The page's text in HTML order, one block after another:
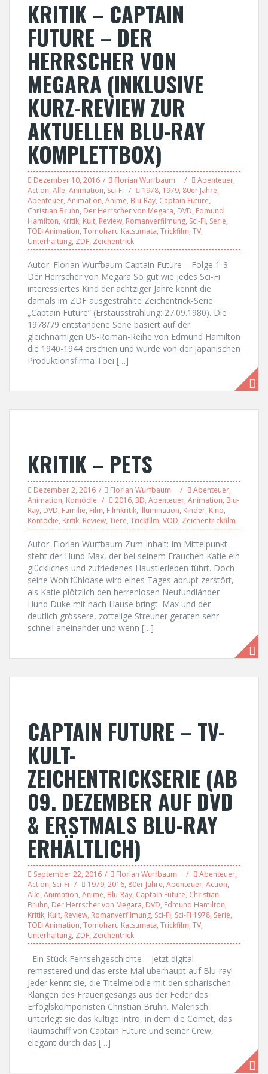
KRITIK – CAPTAIN
FUTURE – DER
HERRSCHER VON
MEGARA (INKLUSIVE
KURZ-REVIEW ZUR
AKTUELLEN BLU-RAY
KOMPLETTBOX)
Dezember 10, 2016 Florian Wurfbaum Abenteuer,
Action, Alle, Animation, Sci-Fi 1978, 1979, 80er Jahre,
Abenteuer, Animation, Anime, Blu-Ray, Captain Future,
Christian Bruhn, Der Herrscher von Megara, DVD, Edmund
Hamilton, Kritik, Kult, Review, Romanverfilmung, Sci-Fi, Serie,
TOEI Animation, Tomoharu Katsumata, Trickfilm, TV,
Unterhaltung, ZDF, Zeichentrick
Autor: Florian Wurfbaum Captain Future – Folge 1-3
Der Herrscher von Megara So gut wie jedes Sci-Fi
interessiertes Kind der achtziger Jahre kennt die
damals im ZDF ausgestrahlte Zeichentrick-Serie
„Captain Future“ (Erstausstrahlung: 27.09.1980). Die
1978/79 entstandene Serie basiert auf der
gleichnamigen US-Roman-Reihe von Edmund Hamilton
die 1940-1944 erschien und wurde von der japanischen
Produktionsfirma Toei […]
KRITIK – PETS
Dezember 2, 2016 Florian Wurfbaum Abenteuer,
Animation, Komödie 2016, 3D, Abenteuer, Animation, Blu-
Ray, DVD, Familie, Film, Filmkritik, Illumination, Kinder, Kino,
Komödie, Kritik, Review, Tiere, Trickfilm, VOD, Zeichentrickfilm
Autor: Florian Wurfbaum Zum Inhalt: Im Mittelpunkt
steht der Hund Max, der bei seinem Frauchen Katie ein
glückliches und zufriedenes Haustierleben führt. Doch
seine Wohlfühloase wird eines Tages abrupt zerstört,
als Katie plötzlich den herrenlosen Neufundländer
Hund Duke mit nach Hause bringt. Max und der
deutlich grössere, zottelige Streuner geraten sehr
schnell aneinander und wenn […]
CAPTAIN FUTURE – TV-
KULT-
ZEICHENTRICKSERIE (AB
09. DEZEMBER AUF DVD
& ERSTMALS BLU-RAY
ERHÄLTLICH)
September 22, 2016 Florian Wurfbaum Abenteuer,
Action, Sci-Fi 1979, 2016, 80er Jahre, Abenteuer, Action,
Alle, Animation, Anime, Blu-Ray, Captain Future, Christian
Bruhn, Der Herrscher von Megara, DVD, Edmund Hamilton,
Kritik, Kult, Review, Romanverfilmung, Sci-Fi, Sci-Fi 1978, Serie,
TOEI Animation, Tomoharu Katsumata, Trickfilm, TV,
Unterhaltung, ZDF, Zeichentrick
Ein Stück Fernsehgeschichte – jetzt digital
remastered und das erste Mal überhaupt auf Blu-ray!
Jeder kennt sie, die Titelmelodie mit den sphärischen
Klängen des Frauengesangs aus der Feder des
Erfoglskomponisten Christian Bruhn. Malerisch
unterlegt sie das kultige Intro, in dem die Comet, das
Raumschiff von Captain Future und seiner Crew,
elegant durch das […]